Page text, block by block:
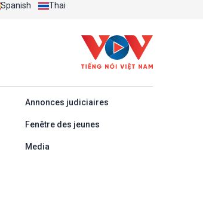
Spanish Thai
Annonces judiciaires
Fenêtre des jeunes
Media